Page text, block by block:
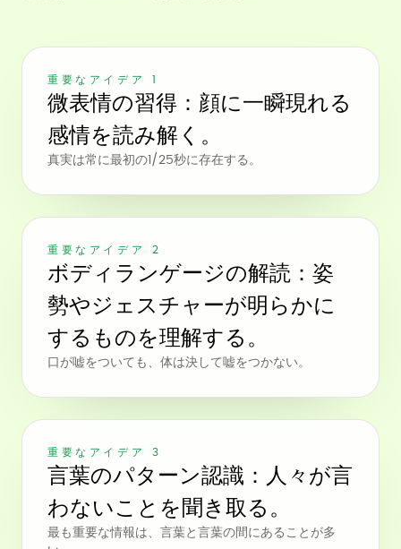
重要なアイデア 1
微表情の習得：顔に一瞬現れる
感情を読み解く。
真実は常に最初の1/25秒に存在する。
重要なアイデア 2
ボディランゲージの解読：姿
勢やジェスチャーが明らかに
するものを理解する。
口が嘘をついても、体は決して嘘をつかない。
重要なアイデア 3
言葉のパターン認識：人々が言
わないことを聞き取る。
最も重要な情報は、言葉と言葉の間にあることが多